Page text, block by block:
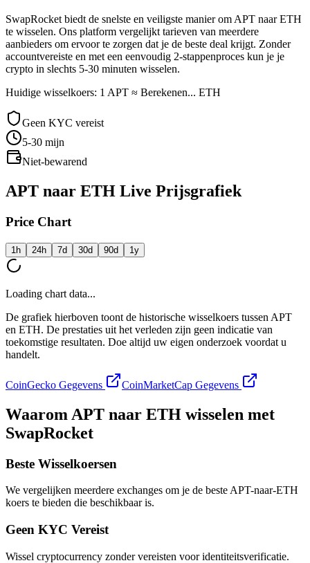
SwapRocket biedt de snelste en veiligste manier om APT naar ETH
te wisselen. Ons platform vergelijkt tarieven van meerdere
aanbieders om ervoor te zorgen dat je de beste deal krijgt. Zonder
accountvereiste en met een eenvoudig 2-stappenproces kun je je
crypto in slechts 5-30 minuten wisselen.
Huidige wisselkoers: 1 APT ≈ Berekenen... ETH
Geen KYC vereist
5-30 mijn
Niet-bewarend
APT naar ETH Live Prijsgrafiek
Price Chart
1h 24h 7d 30d 90d 1y
Loading chart data...
De grafiek hierboven toont de historische wisselkoers tussen APT
en ETH. De prestaties uit het verleden zijn geen indicatie van
toekomstige resultaten. Doe altijd uw eigen onderzoek voordat u
handelt.
CoinGecko Gegevens CoinMarketCap Gegevens
Waarom APT naar ETH wisselen met
SwapRocket
Beste Wisselkoersen
We vergelijken meerdere exchanges om je de beste APT-naar-ETH
koers te bieden die beschikbaar is.
Geen KYC Vereist
Wissel cryptocurrency zonder vereisten voor identiteitsverificatie.